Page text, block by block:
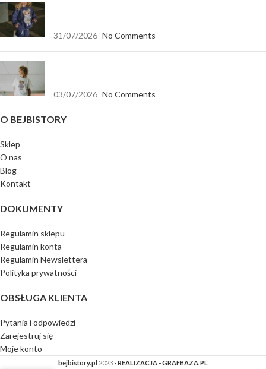
31/07/2026 No Comments
03/07/2026 No Comments
O BEJBISTORY
Sklep
O nas
Blog
Kontakt
DOKUMENTY
Regulamin sklepu
Regulamin konta
Regulamin Newslettera
Polityka prywatności
OBSŁUGA KLIENTA
Pytania i odpowiedzi
Zarejestruj się
Moje konto
bejbistory.pl 2023 - REALIZACJA - GRAFBAZA.PL